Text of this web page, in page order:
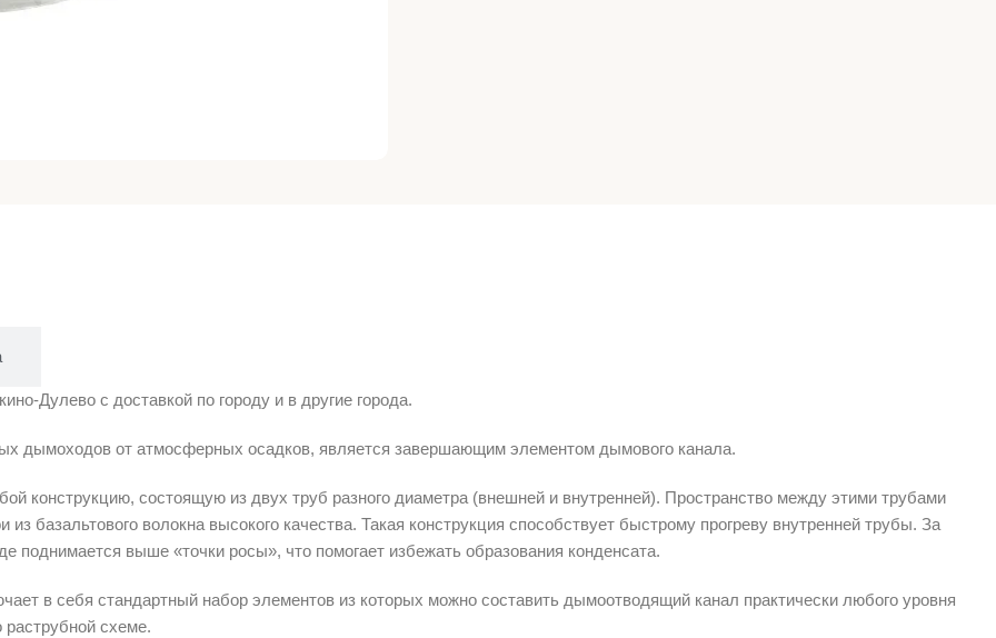
Дулево с доставкой по городу и в другие города.
дымоходов от атмосферных осадков, является завершающим элементом дымового канала.
конструкцию, состоящую из двух труб разного диаметра (внешней и внутренней). Пространство между этими трубами
базальтового волокна высокого качества. Такая конструкция способствует быстрому прогреву внутренней трубы. За
поднимается выше «точки росы», что помогает избежать образования конденсата.
в себя стандартный набор элементов из которых можно составить дымоотводящий канал практически любого уровня
схеме.